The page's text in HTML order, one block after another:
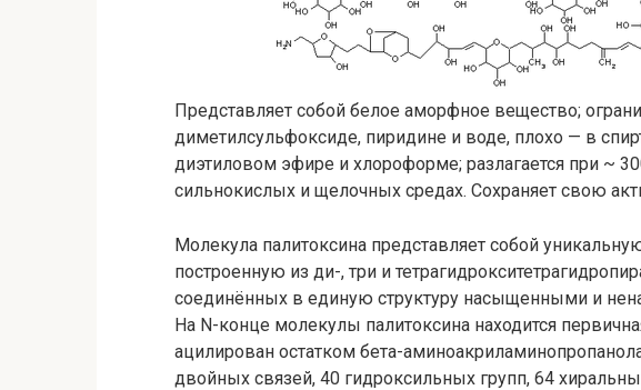
Представляет собой белое аморфное вещество;
диметилсульфоксиде, пиридине и воде, плохо — в
диэтиловом эфире и хлороформе; разлагается при ~
сильнокислых и щелочных средах. Сохраняет свою
Молекула палитоксина представляет собой
построенную из ди-, три и
соединённых в единую структуру насыщенными и
На N-конце молекулы палитоксина находится
ацилирован остатком бета-
двойных связей, 40 гидроксильных групп, 64